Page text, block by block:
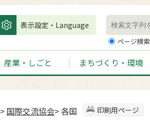
表示設定・Language
ページ検索
産業・しごと まちづくり・環境
印刷用ページ
> 国際交流協会> 各国